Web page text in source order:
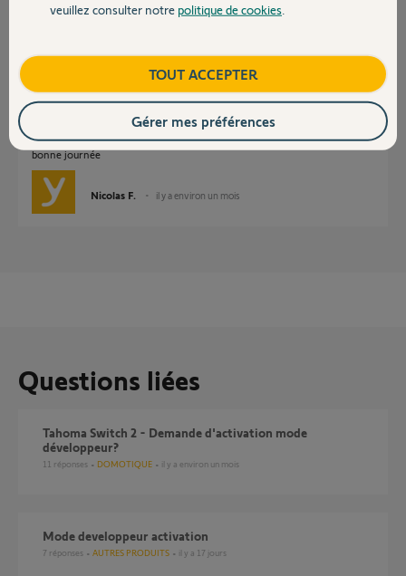
Contact
Réponses
Je vous confirme avoir fais le necessaire.
bonne journée
Nicolas F. il y a environ un mois
Questions liées
Tahoma Switch 2 - Demande d'activation mode
développeur?
11 réponses DOMOTIQUE il y a environ un mois
mode developpeur activation
7 réponses AUTRES PRODUITS il y a 17 jours
veuillez consulter notre politique de cookies
TOUT ACCEPTER
Gérer mes préférences